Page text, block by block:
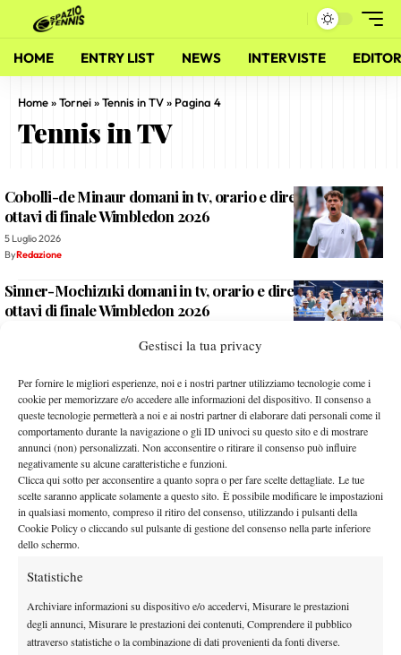
Gestisci la tua privacy
Per fornire le migliori esperienze, noi e i nostri partner utilizziamo tecnologie come i
cookie per memorizzare e/o accedere alle informazioni del dispositivo. Il consenso a
queste tecnologie permetterà a noi e ai nostri partner di elaborare dati personali come il
comportamento durante la navigazione o gli ID univoci su questo sito e di mostrare
annunci (non) personalizzati. Non acconsentire o ritirare il consenso può influire
negativamente su alcune caratteristiche e funzioni.
Clicca qui sotto per acconsentire a quanto sopra o per fare scelte dettagliate. Le tue
scelte saranno applicate solamente a questo sito. È possibile modificare le impostazioni
in qualsiasi momento, compreso il ritiro del consenso, utilizzando i pulsanti della
Cookie Policy o cliccando sul pulsante di gestione del consenso nella parte inferiore
dello schermo.
Statistiche
Archiviare informazioni su dispositivo e/o accedervi, Misurare le prestazioni
degli annunci, Misurare le prestazioni dei contenuti, Comprendere il pubblico
attraverso statistiche o la combinazione di dati provenienti da fonti diverse.
HOME ENTRY LIST NEWS INTERVISTE
Home»Tornei»Tennis in TV» Pagina 4
Tennis in TV
Cobolli-de Minaur domani in tv, orario e diretta streaming
ottavi di finale Wimbledon 2026
5 Luglio 2026
ByRedazione
Sinner-Mochizuki domani in tv, orario e diretta streaming
ottavi di finale Wimbledon 2026
Berrettini-Dimitrov domani in tv, orario e diretta streaming
terzo turno Wimbledon 2026
3 Luglio 2026
Redazione
Paolini-Sakkari domani in tv, orario e diretta streaming
terzo turno Wimbledon 2026
3 Luglio 2026
Facebook